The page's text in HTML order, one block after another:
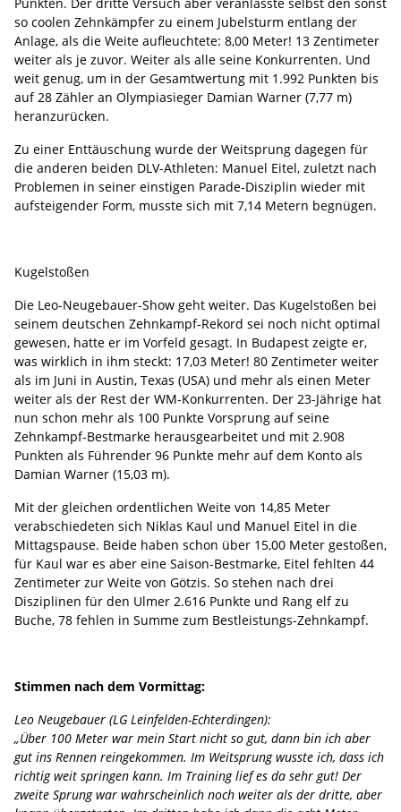
so coolen Zehnkämpfer zu einem Jubelsturm entlang der
Anlage, als die Weite aufleuchtete: 8,00 Meter! 13 Zentimeter
weiter als je zuvor. Weiter als alle seine Konkurrenten. Und
weit genug, um in der Gesamtwertung mit 1.992 Punkten bis
auf 28 Zähler an Olympiasieger Damian Warner (7,77 m)
heranzurücken.
Zu einer Enttäuschung wurde der Weitsprung dagegen für
die anderen beiden DLV-Athleten: Manuel Eitel, zuletzt nach
Problemen in seiner einstigen Parade-Disziplin wieder mit
aufsteigender Form, musste sich mit 7,14 Metern begnügen.
Kugelstoßen
Die Leo-Neugebauer-Show geht weiter. Das Kugelstoßen bei
seinem deutschen Zehnkampf-Rekord sei noch nicht optimal
gewesen, hatte er im Vorfeld gesagt. In Budapest zeigte er,
was wirklich in ihm steckt: 17,03 Meter! 80 Zentimeter weiter
als im Juni in Austin, Texas (USA) und mehr als einen Meter
weiter als der Rest der WM-Konkurrenten. Der 23-Jährige hat
nun schon mehr als 100 Punkte Vorsprung auf seine
Zehnkampf-Bestmarke herausgearbeitet und mit 2.908
Punkten als Führender 96 Punkte mehr auf dem Konto als
Damian Warner (15,03 m).
Mit der gleichen ordentlichen Weite von 14,85 Meter
verabschiedeten sich Niklas Kaul und Manuel Eitel in die
Mittagspause. Beide haben schon über 15,00 Meter gestoßen,
für Kaul war es aber eine Saison-Bestmarke, Eitel fehlten 44
Zentimeter zur Weite von Götzis. So stehen nach drei
Disziplinen für den Ulmer 2.616 Punkte und Rang elf zu
Buche, 78 fehlen in Summe zum Bestleistungs-Zehnkampf.
Stimmen nach dem Vormittag:
Leo Neugebauer (LG Leinfelden-Echterdingen):
„Über 100 Meter war mein Start nicht so gut, dann bin ich aber
gut ins Rennen reingekommen. Im Weitsprung wusste ich, dass ich
richtig weit springen kann. Im Training lief es da sehr gut! Der
zweite Sprung war wahrscheinlich noch weiter als der dritte, aber